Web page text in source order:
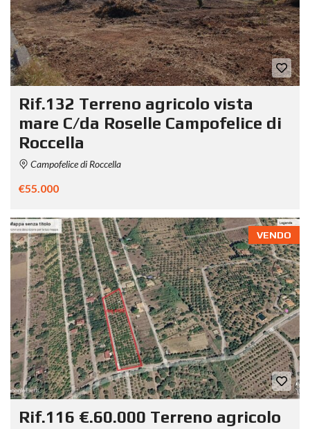
Rif.132 Terreno agricolo vista
mare C/da Roselle Campofelice di
Roccella
Campofelice di Roccella
€55.000
VENDO
Rif.116 €.60.000 Terreno agricolo